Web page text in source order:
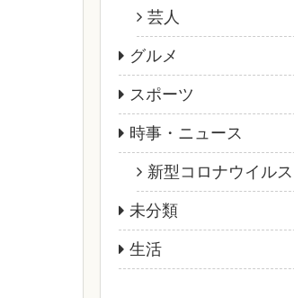
芸人
グルメ
スポーツ
時事・ニュース
新型コロナウイルス
未分類
生活